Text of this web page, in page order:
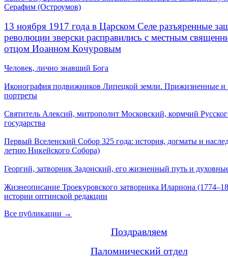
Серафим (Остроумов)
13 ноября 1917 года в Царском Селе разъяренные
революции зверски расправились с местным
отцом Иоанном Кочуровым
Человек, лично знавший Бога
Иконография подвижников Липецкой земли. Прижизненные и
портреты
Святитель Алексий, митрополит Московский, кормчий
государства
Первый Вселенский Собор 325 года: история, догматы и
летию Никейского Собора)
Георгий, затворник Задонский, его жизненный путь и
Жизнеописание Троекуровского затворника Илариона
истории оптинской редакции
Все публикации →
Поздравляем
Паломнический отдел